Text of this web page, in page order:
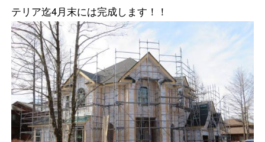
テリア迄4月末には完成します！！